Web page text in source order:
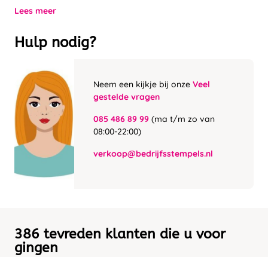
Lees meer
Hulp nodig?
Neem een kijkje bij onze Veel
gestelde vragen
085 486 89 99 (ma t/m zo van
08:00-22:00)
verkoop@bedrijfsstempels.nl
386 tevreden klanten die u voor
gingen